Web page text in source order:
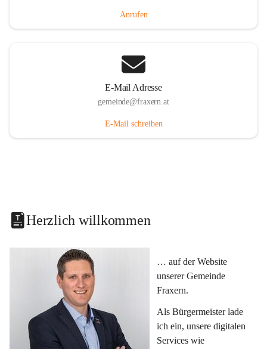
Anrufen
E-Mail Adresse
gemeinde@fraxern.at
E-Mail schreiben
Herzlich willkommen
… auf der Website
unserer Gemeinde
Fraxern.
Als Bürgermeister lade
ich ein, unsere digitalen
Services wie